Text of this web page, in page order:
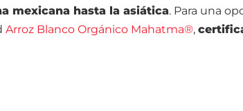
mexicana hasta la asiática. Para una
Arroz Blanco Orgánico Mahatma®,